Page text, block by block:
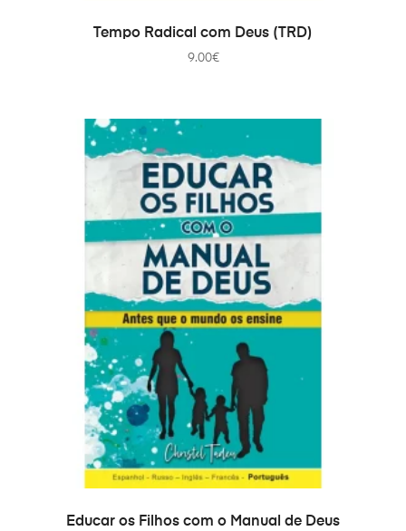
IN DEN WARENKORB
Tempo Radical com Deus (TRD)
9.00€
IN DEN WARENKORB
Educar os Filhos com o Manual de Deus